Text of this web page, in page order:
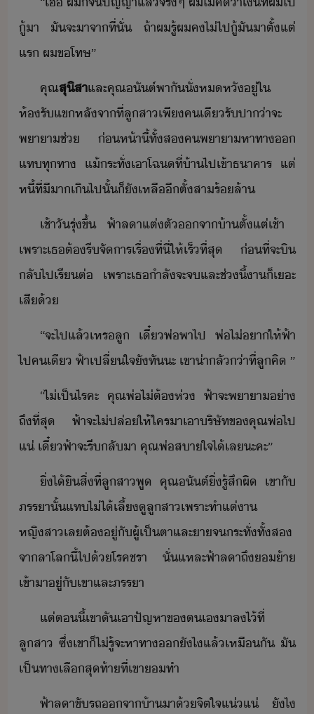
ู้​า​ ​ั​จะ​าจา​ที่ั่​ ​ถ้า​ผ​รู้​ผ​ค​ไ่​ไป​ู้​ั​าตั​้​แต่
แร​ ​ผ​ขโทษ​”
คุณ​​สุิสา​​และ​คุณ​ัต์​พาั​ั​่​หหั​ู่​ใ​
ห้รัแข​หลัจาที่​ลูสา​เพี​คเี​รัปา​่า​จะ​
พาา​ช่​ ​่ห้าี้​ทั้ส​ค​พาา​หาทา​​
แท​ทุ​ทา​ ​แ้ระทั่​เา​โฉ​ที่​้า​ไป​เข้า​ธาคาร​ ​แต่​
หี้​ที่​ีา​เิไป​ั้​็​ั​เหลื​ี​ตั้​สา​ร้​ล้า
เช้า​ัรุ่ขึ้​ ​ฟ้า​ลา​แต่ตั​จา​้า​ตั้แต่​เช้า​ ​
เพราะ​เธ​ต้​รี​จัาร​เรื่​ที่ี่​ให้​เร็​ที่สุ​ ​่ที่จะ​ิ​
ลั​ไป​เรีต่​ ​เพราะ​เธ​ำลัจะ​จ​และ​ช่ี้​า​็​เะ​
เสี​้
“​จะ​ไป​แล้​เหร​ลู​ ​เี๋​พ่​พา​ไป​ ​พ่​ไ่​า​ให้​ฟ้า​
ไป​คเี​ ​ฟ้า​เปลี่ใจ​ั​ทั​ะ​ ​เขา​่าลั​่า​ที่​ลูคิ​ ​”
“​ไ่เป็ไร​คะ​ ​คุณพ่​ไ่ต้​ห่​ ​ฟ้า​จะ​พาา​่า​
ถึที่สุ​ ​ฟ้า​จะ​ไ่​ปล่​ให้​ใคร​า​เา​ริษัท​ข​คุณพ่​ไป​
แ่​ ​เี๋​ฟ้า​จะ​รี​ลัา​ ​คุณพ่​สาใจ​ไ้​เล​ะคะ​”
ิ่​ไ้ิ​สิ่​ที่​ลูสา​พู​ ​คุณ​ัต์​ิ่​รู้สึ​ผิ​ ​เขา​ั​
ภรรา​ั้​แท​ไ่ไ้​เลี้ู​ลูสา​เพราะ​ทำ​แต่า​ ​
หญิสา​เล​ต้​ู่​ั​ผู้​เป็​ตา​และ​า​จระทั่​ทั้ส​
จา​ลาโล​ี้​ไป​้​โรค​ชรา​ ​ั่แหละ​ฟ้า​ลา​ถึ​​้า​
เข้าา​ู่​ั​เขา​และ​ภรรา
แต่​ตี้​เขา​ั​เา​ปัญหา​ข​ตเ​า​ล​ไ้​ที่​
ลูสา​ ​ซึ่​เขา​็​ไ่รู้​จะ​หาทา​​ัไ​แล้​เหืั​ ​ั​
เป็​ทาเลื​สุท้า​ที่​เขา​​ทำ
ฟ้า​ลา​ขัรถ​จา​้า​า​้​จิตใจ​แ่แ่​ ​ัไ​